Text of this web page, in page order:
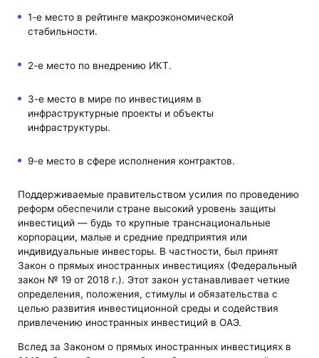
1-е место в рейтинге макроэкономической
стабильности.
2-е место по внедрению ИКТ.
3-е место в мире по инвестициям в
инфраструктурные проекты и объекты
инфраструктуры.
9-е место в сфере исполнения контрактов.
Поддерживаемые правительством усилия по проведению
реформ обеспечили стране высокий уровень защиты
инвестиций — будь то крупные транснациональные
корпорации, малые и средние предприятия или
индивидуальные инвесторы. В частности, был принят
Закон о прямых иностранных инвестициях (Федеральный
закон № 19 от 2018 г.). Этот закон устанавливает четкие
определения, положения, стимулы и обязательства с
целью развития инвестиционной среды и содействия
привлечению иностранных инвестиций в ОАЭ.
Вслед за Законом о прямых иностранных инвестициях в